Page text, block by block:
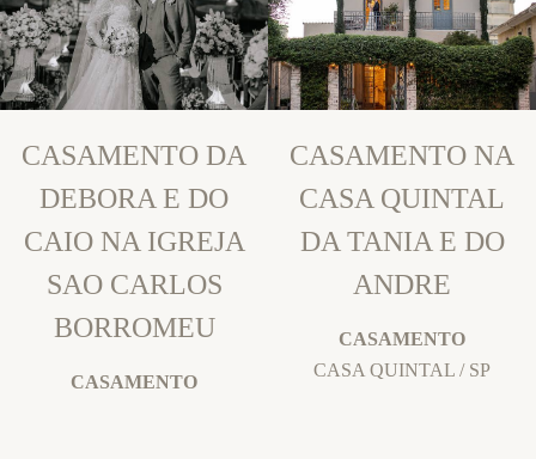
CASAMENTO DA
DEBORA E DO
CAIO NA IGREJA
SAO CARLOS
BORROMEU
CASAMENTO
CASAMENTO NA
CASA QUINTAL
DA TANIA E DO
ANDRE
CASAMENTO
CASA QUINTAL / SP